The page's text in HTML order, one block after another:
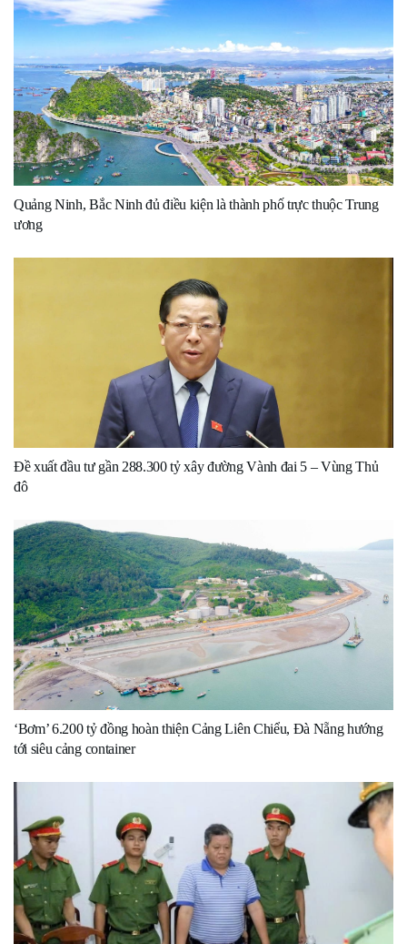
Quảng Ninh, Bắc Ninh đủ điều kiện là thành phố trực thuộc Trung
ương
Đề xuất đầu tư gần 288.300 tỷ xây đường Vành đai 5 – Vùng Thủ
đô
‘Bơm’ 6.200 tỷ đồng hoàn thiện Cảng Liên Chiểu, Đà Nẵng hướng
tới siêu cảng container